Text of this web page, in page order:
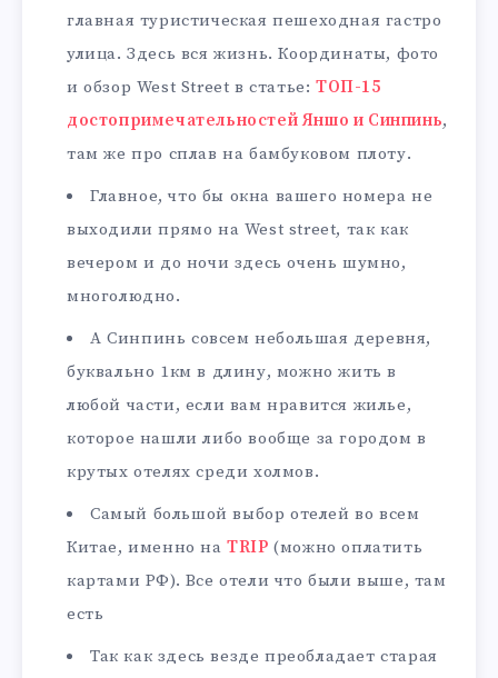
главная туристическая пешеходная гастро
улица. Здесь вся жизнь. Координаты, фото
и обзор West Street в статье:ТОП-15
достопримечательностей Яншо и Синпинь,
там же про сплав на бамбуковом плоту.
Главное, что бы окна вашего номера не
выходили прямо на West street, так как
вечером и до ночи здесь очень шумно,
многолюдно.
А Синпинь совсем небольшая деревня,
буквально 1км в длину, можно жить в
любой части, если вам нравится жилье,
которое нашли либо вообще за городом в
крутых отелях среди холмов.
Самый большой выбор отелей во всем
Китае, именно наTRIP (можно оплатить
картами РФ). Все отели что были выше, там
есть
Так как здесь везде преобладает старая